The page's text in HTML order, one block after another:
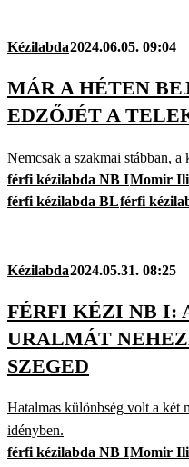
Kézilabda2024.06.05. 09:04
MÁR A HÉTEN
EDZŐJÉT A
Nemcsak a szakmai stábban, a
férfi kézilabda NB IMomir
férfi kézilabda BLférfi
Kézilabda2024.05.31. 08:25
FÉRFI KÉZI NB I:
URALMÁT
SZEGED
Hatalmas különbség volt a két
idényben.
férfi kézilabda NB IMomir